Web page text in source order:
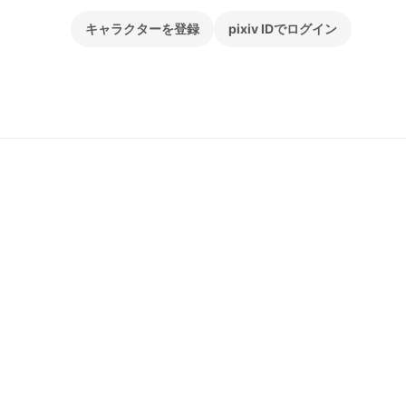
キャラクターを登録 pixiv IDでログイン